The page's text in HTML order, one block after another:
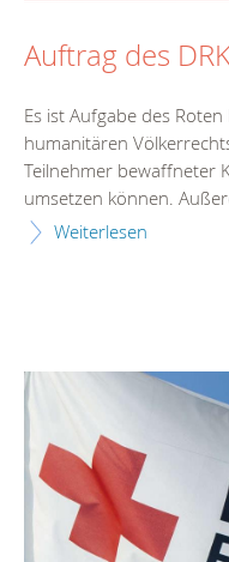
Auftrag des
Es ist Aufgabe des
humanitären
Teilnehmer bewaffneter
umsetzen können.
Weiterlesen